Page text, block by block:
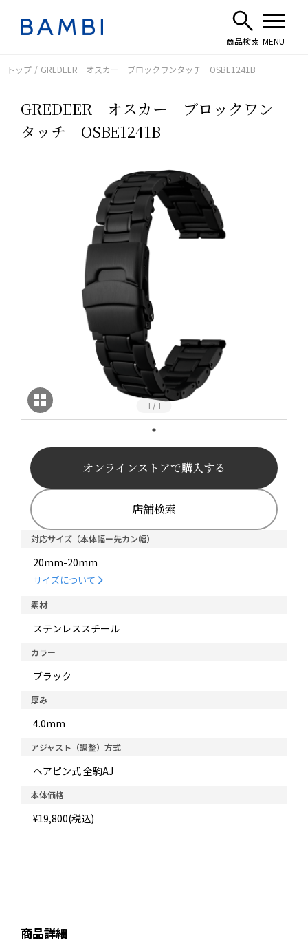
トップ GREDEER オスカー ブロックワンタッチ OSBE1241B
GREDEER オスカー ブロックワン
タッチ OSBE1241B
1 / 1
対応サイズ（本体幅ー先カン幅）
20mm-20mm
サイズについて
素材
ステンレススチール
カラー
ブラック
厚み
4.0mm
アジャスト（調整）方式
ヘアピン式 全駒AJ
本体価格
¥19,800(税込)
オンラインストアで購入する
店舗検索
商品詳細